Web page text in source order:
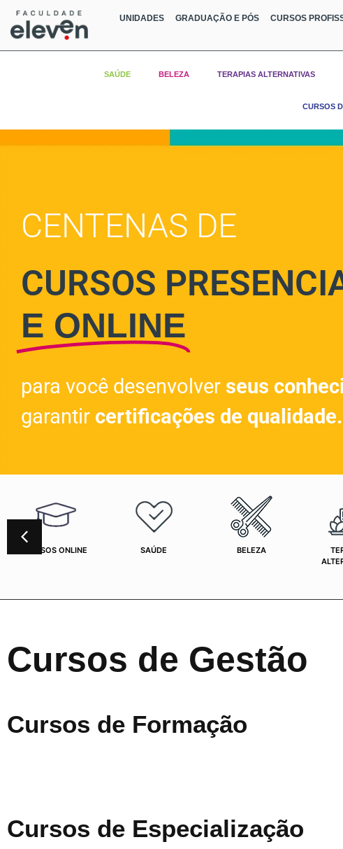
UNIDADES GRADUAÇÃO E PÓS CURSOS
SAÚDE BELEZA TERAPIAS ALTERNATIVAS
CURSOS
CENTENAS DE
CURSOS
E ONLINE
para você desenvolver seus
garantir certificações de qualidade.
CURSOS ONLINE SAÚDE BELEZA
Cursos de Gestão
Cursos de Formação
Cursos de Especialização